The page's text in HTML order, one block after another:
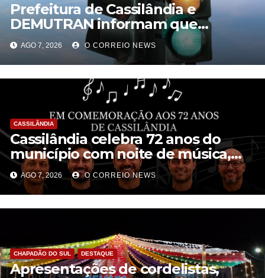
Prefeitura de Cassilândia e
DEMUTRAN informam que
semáforo entre as ruas Amin José
e Antônio Paulino entrou em
funcionamento
AGO 7, 2026 O CORREIO NEWS
CASSILÂNDIA
Cassilândia celebra 72 anos do
município com noite de música,
cultura e interação na Praça São
José
AGO 7, 2026 O CORREIO NEWS
CHAPADÃO DO SUL DESTAQUE
Apresentações de cordelistas,